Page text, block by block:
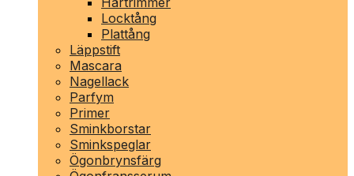
Locktång
Plattång
Läppstift
Mascara
Nagellack
Parfym
Primer
Sminkborstar
Sminkspeglar
Ögonbrynsfärg